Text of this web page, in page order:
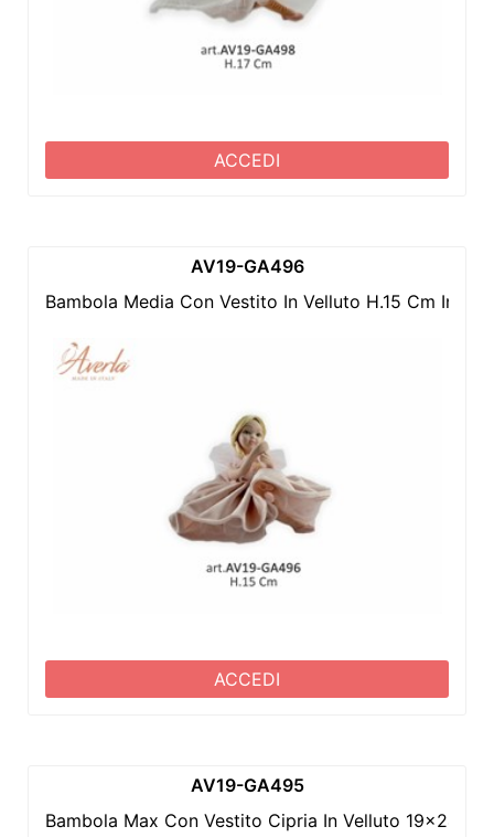
ACCEDI
AV19-GA496
Bambola Media Con Vestito In Velluto H.15 Cm In
ACCEDI
AV19-GA495
Bambola Max Con Vestito Cipria In Velluto 19x24